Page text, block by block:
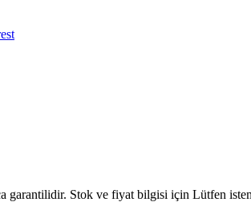
Stok ve fiyat bilgisi için Lütfen